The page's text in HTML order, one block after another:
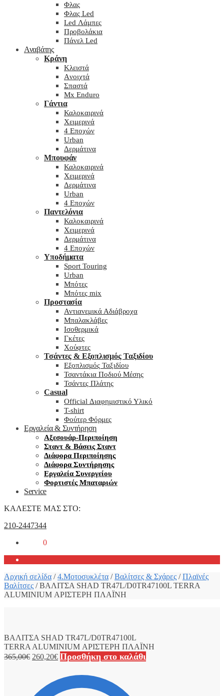
Φλας
Φλας Led
Led Λάμπες
Προβολάκια
Πάνελ Led
Αναβάτης
Κράνη
Kλειστά
Aνοιχτά
Σπαστά
Mx Enduro
Γάντια
Καλοκαιρινά
Χειμερινά
4 Εποχών
Urban
Δερμάτινα
Μπουφάν
Καλοκαιρινά
Χειμερινά
Δερμάτινα
Urban
4 Εποχών
Παντελόνια
Καλοκαιρινά
Χειμερινά
Δερμάτινα
4 Εποχών
Υποδήματα
Sport Touring
Urban
Μπότες
Μπότες mix
Προστασία
Αντιανεμικά Αδιάβροχα
Μπαλακλάβες
Ισοθερμικά
Γκέτες
Χούφτες
Τσάντες & Εξοπλισμός Ταξιδίου
Εξοπλισμός Ταξιδίου
Τσαντάκια Ποδιού Μέσης
Τσάντες Πλάτης
Casual
Official Διαφημιστικό Υλικό
T-shirt
Φούτερ Φόρμες
Εργαλεία & Συντήρηση
Αξεσουάρ-Περιποίηση
Σταντ & Βάσεις Σταντ
Διάφορα Περιποίησης
Διάφορα Συντήρησης
Εργαλεία Συνεργείου
Φορτιστές Μπαταριών
Service
ΚΑΛΕΣΤΕ ΜΑΣ ΣΤΟ:
210-2447344
0
Αρχική σελίδα /4.Μοτοσυκλέτα /Βαλίτσες & Σχάρες /Πλαϊνές
Βαλίτσες /ΒΑΛΙΤΣΑ SHAD TR47L/D0TR47100L TERRA
ALUMINIUM ΑΡΙΣΤΕΡΗ ΠΛΑΪΝΗ
ΒΑΛΙΤΣΑ SHAD TR47L/D0TR47100L
TERRA ALUMINIUM ΑΡΙΣΤΕΡΗ ΠΛΑΪΝΗ
365,00€ 260,20€ Προσθήκη στο καλάθι